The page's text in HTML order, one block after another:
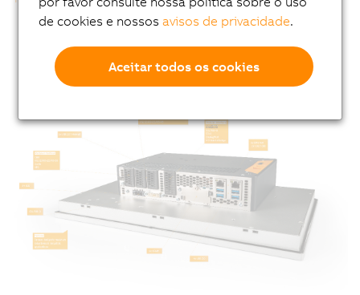
de cookies e nossosavisos de privacidade.
Aceitar todos os cookies